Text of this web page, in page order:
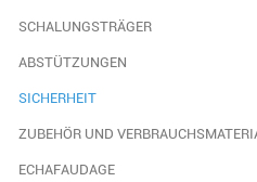
SCHALUNGSTRÄGER
ABSTÜTZUNGEN
SICHERHEIT
ZUBEHÖR UND
ECHAFAUDAGE